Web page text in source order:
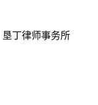
丁律师事务所